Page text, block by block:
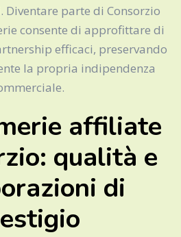
parte di Consorzio
consente di approfittare di
efficaci, preservando
la propria indipendenza
affiliate
qualità e
di